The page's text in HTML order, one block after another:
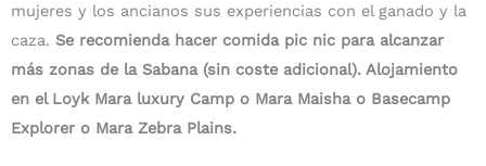
mujeres y los ancianos sus experiencias con el ganado y la
caza. Se recomienda hacer comida pic nic para alcanzar
más zonas de la Sabana (sin coste adicional). Alojamiento
en el Loyk Mara luxury Camp o Mara Maisha o Basecamp
Explorer o Mara Zebra Plains.